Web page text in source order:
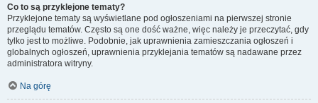
Co to są przyklejone tematy?
Przyklejone tematy są wyświetlane pod ogłoszeniami na pierwszej stronie
przeglądu tematów. Często są one dość ważne, więc należy je przeczytać, gdy
tylko jest to możliwe. Podobnie, jak uprawnienia zamieszczania ogłoszeń i
globalnych ogłoszeń, uprawnienia przyklejania tematów są nadawane przez
administratora witryny.
Na górę